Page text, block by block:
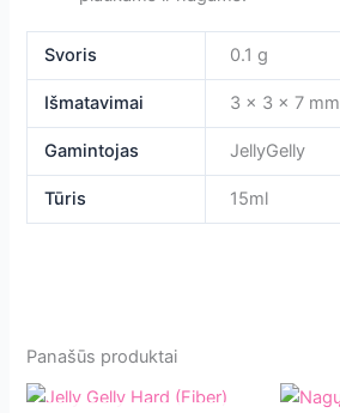
Svoris 0.1 g
Išmatavimai 3 × 3 × 7 mm
Gamintojas JellyGelly
Tūris 15ml
Panašūs produktai